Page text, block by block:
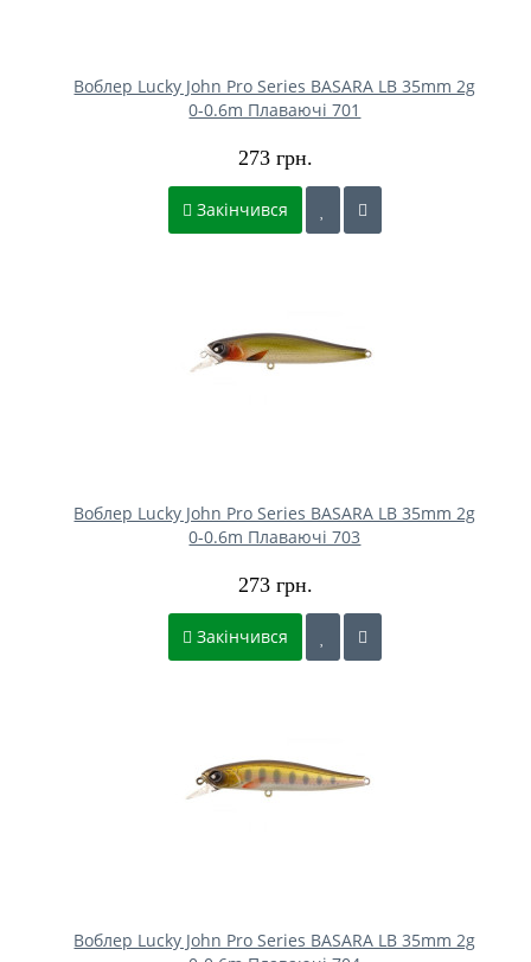
Воблер Lucky John Pro Series BASARA LB 35mm 2g
0-0.6m Плаваючі 701
273 грн.
Закінчився
Воблер Lucky John Pro Series BASARA LB 35mm 2g
0-0.6m Плаваючі 703
273 грн.
Закінчився
Воблер Lucky John Pro Series BASARA LB 35mm 2g